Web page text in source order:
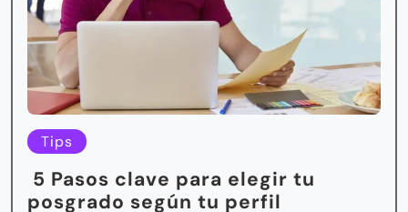
Tips
5 Pasos clave para elegir tu
posgrado según tu perfil